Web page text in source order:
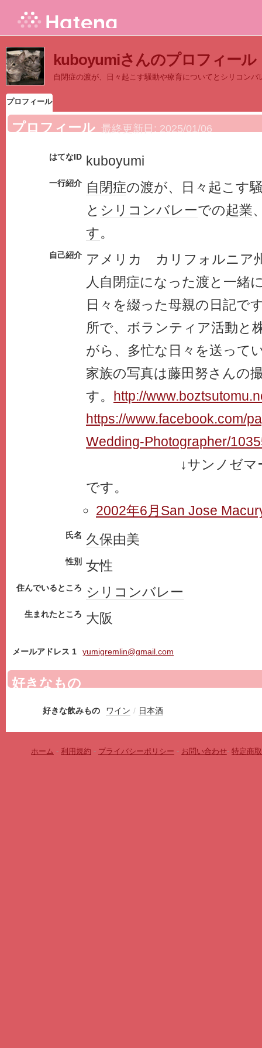
kuboyumiさんのプロフィール
自閉症の渡が、日々起こす騒動や療育についてとシリコン
プロフィール
プロフィール 最終更新日: 2025/01/06
はてなID kuboyumi
一行紹介 自閉症の渡が、日々起こす
と シリコンバレーでの起業
す。
自己紹介 アメリカ カリフォルニア
人自閉症になった渡と一緒
日々を綴った母親の日記
所で、ボランティア活動と
がら、多忙な日々を送って
家族の写真は藤田努さんの
す。
http://
https://www.facebook.com/
Wedding-Photographer/
↓サンノゼマーキ
です。
2002年6月San Jose
氏名 久保由美
性別 女性
住んでいるところ シリコンバレー
生まれたところ 大阪
メールアドレス 1 yumigremlin@gmail.com
好きなもの
好きな飲みもの ワイン / 日本酒
ホーム - 利用規約 - プライバシーポリシー - お問い合わせ- 特定商